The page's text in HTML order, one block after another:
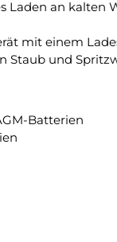
an kalten
mit einem
Staub und
Batterien